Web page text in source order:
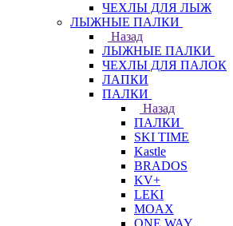
ЧЕХЛЫ ДЛЯ ЛЫЖ
ЛЫЖНЫЕ ПАЛКИ
Назад
ЛЫЖНЫЕ ПАЛКИ
ЧЕХЛЫ ДЛЯ ПАЛОК
ЛАПКИ
ПАЛКИ
Назад
ПАЛКИ
SKI TIME
Kastle
BRADOS
KV+
LEKI
MOAX
ONE WAY